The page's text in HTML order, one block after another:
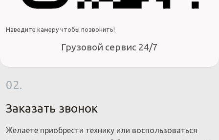
Наведите камеру чтобы позвонить!
Грузовой сервис 24/7
02.
Заказать звонок
Желаете приобрести технику или воспользоваться